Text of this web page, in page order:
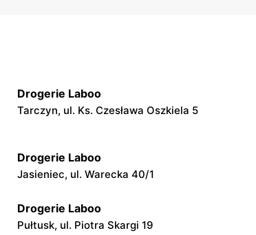
Drogerie Laboo
Tarczyn, ul. Ks. Czesława Oszkiela 5
Drogerie Laboo
Jasieniec, ul. Warecka 40/1
Drogerie Laboo
Pułtusk, ul. Piotra Skargi 19